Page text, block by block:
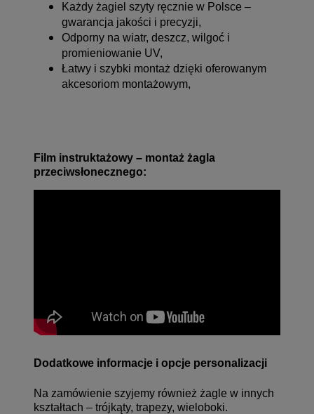
Każdy żagiel szyty ręcznie w Polsce –
gwarancja jakości i precyzji,
Odporny na wiatr, deszcz, wilgoć i
promieniowanie UV,
Łatwy i szybki montaż dzięki oferowanym
akcesoriom montażowym,
Film instruktażowy – montaż żagla
przeciwsłonecznego:
Dodatkowe informacje i opcje personalizacji
Na zamówienie szyjemy również żagle w innych
kształtach – trójkąty, trapezy, wieloboki.